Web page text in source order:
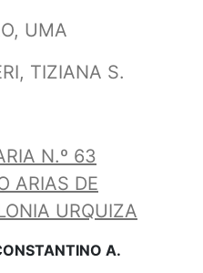
UMA
TIZIANA S.
N.º 63
ARIAS DE
URQUIZA
A.